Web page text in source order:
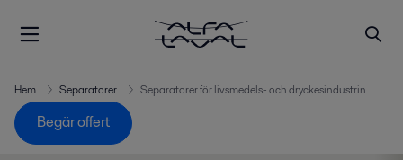
Hem Separatorer Separatorer för livsmedels- och dryckesindustrin
Begär offert